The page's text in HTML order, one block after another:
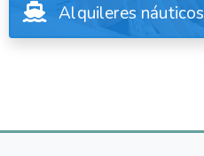
Alquileres náuticos